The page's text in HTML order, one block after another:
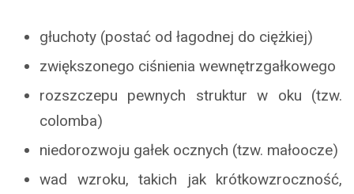
głuchoty (postać od łagodnej do ciężkiej)
zwiększonego ciśnienia wewnętrzgałkowego
rozszczepu pewnych struktur w oku (tzw.
colomba)
niedorozwoju gałek ocznych (tzw. małoocze)
wad wzroku, takich jak krótkowzroczność,